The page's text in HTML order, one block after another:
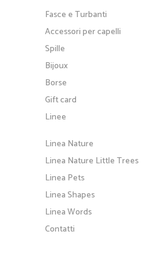
Fasce e Turbanti
Accessori per capelli
Spille
Bijoux
Borse
Gift card
Linee
Linea Nature
Linea Nature Little Trees
Linea Pets
Linea Shapes
Linea Words
Contatti